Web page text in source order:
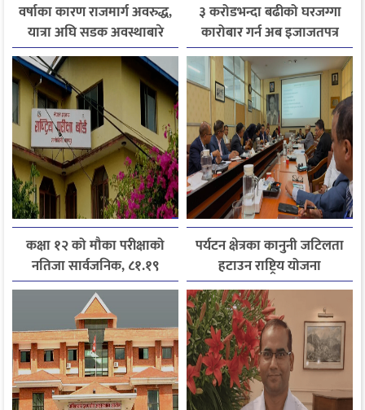
वर्षाका कारण राजमार्ग अवरुद्ध,
यात्रा अघि सडक अवस्थाबारे
जानकारी लिन आग्रह
३ करोडभन्दा बढीको घरजग्गा
कारोबार गर्न अब इजाजतपत्र
अनिवार्य
कक्षा १२ को मौका परीक्षाको
नतिजा सार्वजनिक, ८१.१९
प्रतिशत विद्यार्थी उत्तीर्ण
पर्यटन क्षेत्रका कानुनी जटिलता
हटाउन राष्ट्रिय योजना
आयोगसमक्ष होटल संघ
बागमतीका पाँचबुँदे माग